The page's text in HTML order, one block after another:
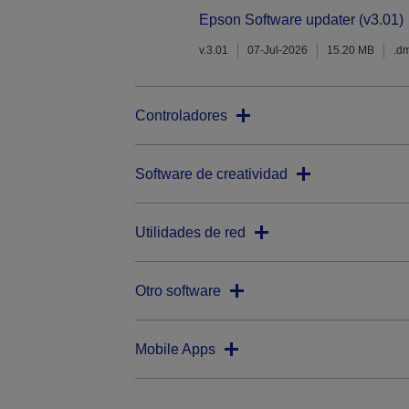
Epson Software updater (v3.01)
v.3.01 07-Jul-2026 15.20 MB
Controladores
Software de creatividad
Utilidades de red
Otro software
Mobile Apps